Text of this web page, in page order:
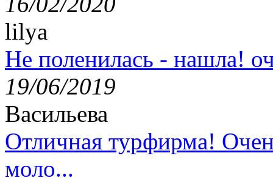
lilya
Не поленилась - нашла!
19/06/2019
Васильева
Отличная турфирма!
моло...